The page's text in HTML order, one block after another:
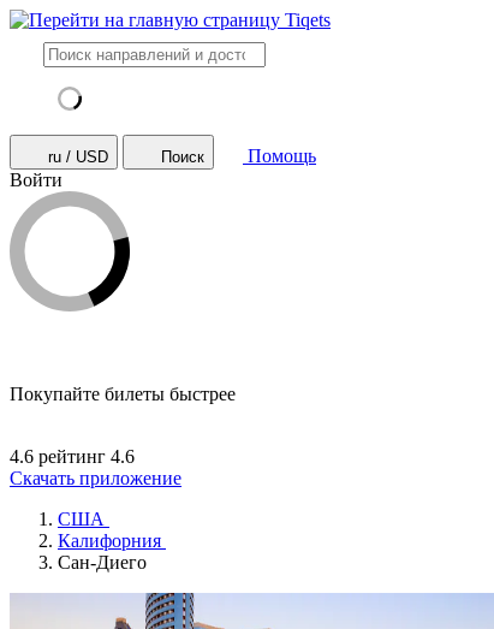
ru / USD Поиск
Помощь
Войти
Покупайте билеты быстрее
4.6 рейтинг 4.6
Скачать приложение
США
Калифорния
Сан-Диего